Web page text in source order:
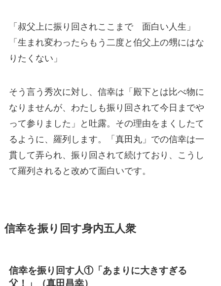
「叔父上に振り回されここまで 面白い人生」
「生まれ変わったらもう二度と伯父上の甥にはな
りたくない」
そう言う秀次に対し、信幸は「殿下とは比べ物に
なりませんが、わたしも振り回されて今日までや
って参りました」と吐露。その理由をまくしたて
るように、羅列します。「真田丸」での信幸は一
貫して弄られ、振り回されて続けており、こうし
て羅列されると改めて面白いです。
信幸を振り回す身内五人衆
信幸を振り回す人①「あまりに大きすぎる
父！」（真田昌幸）